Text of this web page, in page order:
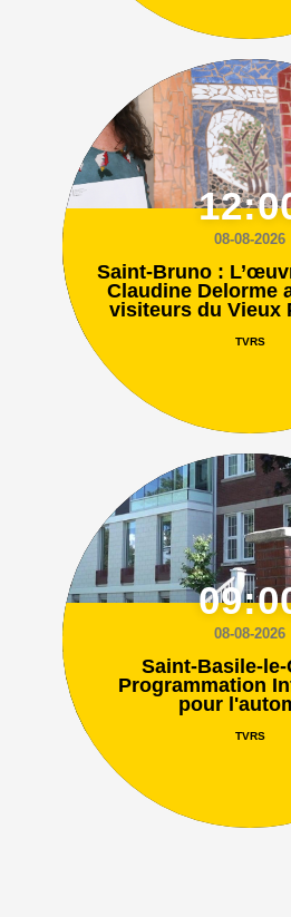
08-08-2026
Saint-Bruno :
Claudine Delorme
visiteurs du Vieux
TVRS
08-08-2026
Saint-Basile-le-
Programmation
pour
TVRS